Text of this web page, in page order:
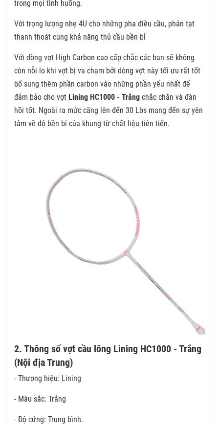
trong mọi tình huống.
Với trọng lượng nhẹ 4U cho những pha điều cầu, phản tạt
thanh thoát cùng khả năng thủ cầu bền bỉ
Với dòng vợt High Carbon cao cấp chắc các bạn sẽ không
còn nỗi lo khi vợt bị va chạm bởi dòng vợt này tối ưu rất tốt
bổ sung thêm phần carbon vào những phần yếu nhất để
đảm bảo cho vợt Lining HC1000 - Trắng chắc chắn và đàn
hồi tốt. Ngoài ra mức căng lên đến 30 Lbs mang đến sự yên
tâm về độ bền bỉ của khung từ chất liệu tiên tiến.
2. Thông số vợt cầu lông Lining HC1000 - Trắng
(Nội địa Trung)
- Thương hiệu: Lining
- Màu sắc: Trắng
- Độ cứng: Trung bình.